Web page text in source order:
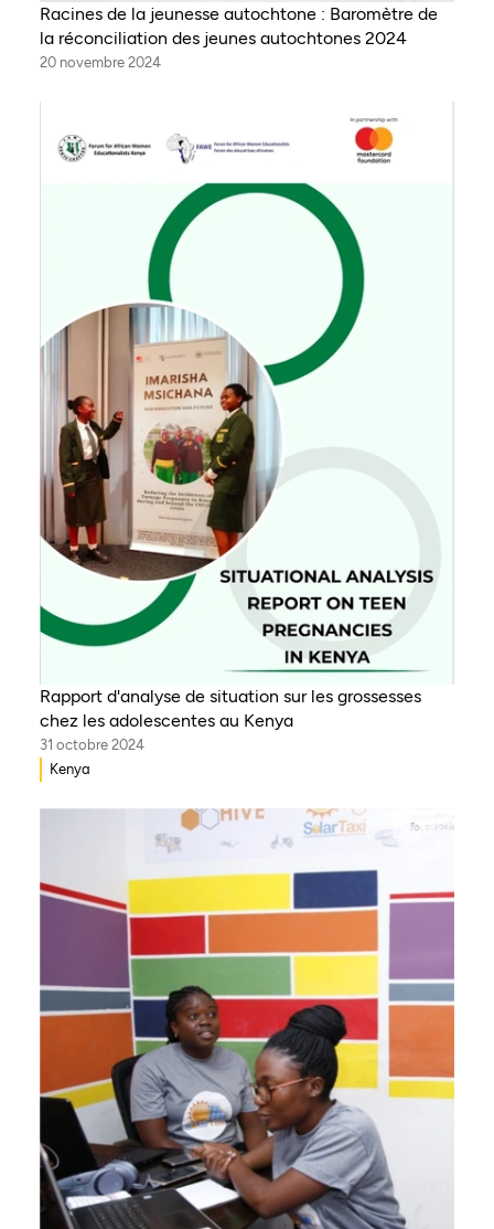
Racines de la jeunesse autochtone : Baromètre de
la réconciliation des jeunes autochtones 2024
20 novembre 2024
Rapport d'analyse de situation sur les grossesses
chez les adolescentes au Kenya
31 octobre 2024
Kenya